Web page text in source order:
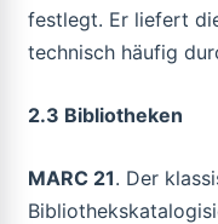
festlegt. Er liefert
technisch häufig
2.3 Bibliotheken
MARC 21. Der